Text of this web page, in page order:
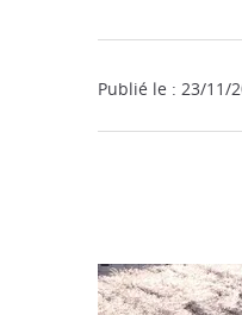
Publié le : 23/11/